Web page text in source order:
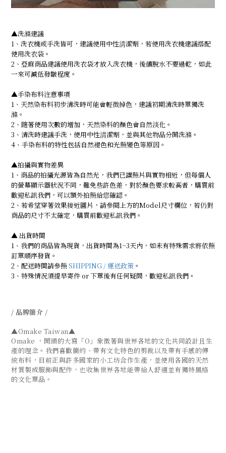
▲洗滌建議
1、洗衣機或手洗皆可，建議使用中性淸潔劑，若使用洗衣機建議搭配
使用洗衣袋。
2、亞麻商品建議使用洗衣袋才放入洗衣機，後續脫水不要過乾，如此
一來可減低發皺程度。
▲手染布料注意事項
1、天然染布料初步清洗時可能會輕微掉色，建議初期清洗時單獨洗
滌。
2、隨著使用次數的增加，天然染料的顏色會自然淡化。
3、清洗時建議手洗，使用中性淸潔劑，並與其他物品分開洗滌。
4、手染布料的特性包括自然褪色和光照變色等原因。
▲拍攝與實物差異
1、商品的拍攝光源皆為自然光，我們已讓照片與實物相近，但每個人
的螢幕顯示器狀況不同，難免些許色差，對於顏色要求較高者，購買前
歡迎私訊我們，可以額外拍照給您確認。
2、若希望穿著效果接近圖片，請參閱上方的Model尺寸欄位，若仍對
商品的尺寸不太確定，購買前歡迎私訊我們。
▲ 出貨時間
1、我們的商品皆為現貨，出貨時間為1~3天內，如未有特殊需求將依照
訂單順序發貨。
2、配送時間請參照 SHIPPING / 運送政策 。
3、特殊情況須提早寄件 or 下單後有任何疑問，歡迎私訊我們。
/ 品牌簡介 /
▲Omake Taiwan▲
Omake ，開頭的大寫「O」象徵著與世界各地的文化共同設計且生
產的理念。我們喜歡簡約、帶有文化特色的剪裁以及帶有手感的傳
統布料，目前正與許多國家的小工坊合作生產，並使用各國的天然
材質製成服飾與配件，也收集世界各地能帶給人舒適並有獨特風格
的文化單品。